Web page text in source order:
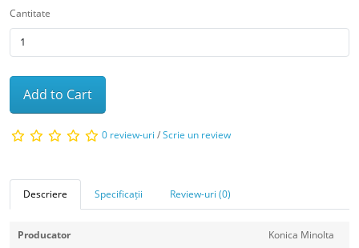
Cantitate
Add to Cart
0 review-uri /Scrie un review
Descriere Specificații Review-uri (0)
Producator Konica Minolta